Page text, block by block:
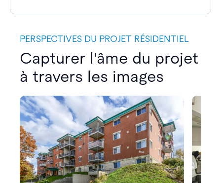
PERSPECTIVES DU PROJET RÉSIDENTIEL
Capturer l'âme du projet
à travers les images